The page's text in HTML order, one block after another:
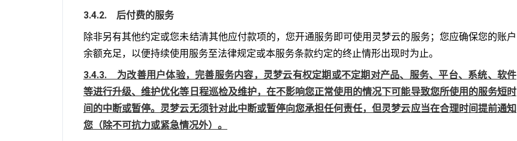
3.4.2.    后付费的服务
除非另有其他约定或您未结清其他应付款项的，您开通服务即可使用灵梦云的服务；您应确保您的账户
余额充足，以便持续使用服务至法律规定或本服务条款约定的终止情形出现时为止。
3.4.3.    为改善用户体验，完善服务内容，灵梦云有权定期或不定期对产品、服务、平台、系统、软件
等进行升级、维护优化等日程巡检及维护，在不影响您正常使用的情况下可能导致您所使用的服务短时
间的中断或暂停。灵梦云无须针对此中断或暂停向您承担任何责任，但灵梦云应当在合理时间提前通知
您（除不可抗力或紧急情况外）。